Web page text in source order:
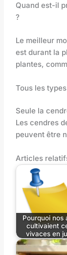
Quand est-il
?
Le meilleur
est durant la
plantes,
Tous les
Seule la
Les cendres
peuvent être
Articles
Pourquoi nos
cultivaient
vivaces en